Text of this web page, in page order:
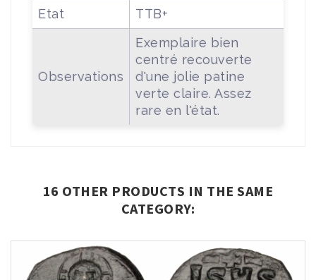
Etat
TTB+
Observations
Exemplaire bien
centré recouverte
d'une jolie patine
verte claire. Assez
rare en l'état.
16 OTHER PRODUCTS IN THE SAME
CATEGORY: